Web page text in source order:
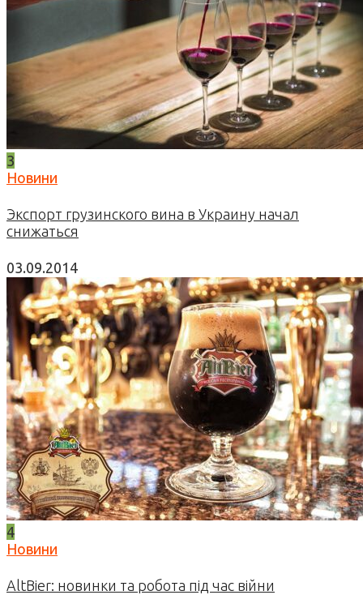
3
Новини
Экспорт грузинского вина в Украину начал
снижаться
03.09.2014
4
Новини
AltBier: новинки та робота під час війни